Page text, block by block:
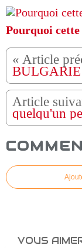
Pourquoi cette
VOUS